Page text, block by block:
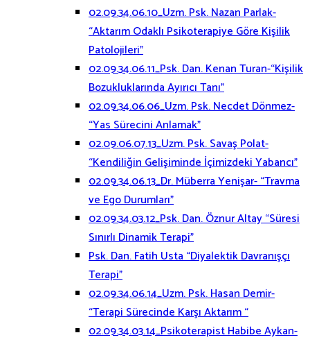
02.09.34.06.10_Uzm. Psk. Nazan Parlak-
“Aktarım Odaklı Psikoterapiye Göre Kişilik
Patolojileri”
02.09.34.06.11_Psk. Dan. Kenan Turan-“Kişilik
Bozukluklarında Ayırıcı Tanı”
02.09.34.06.06_Uzm. Psk. Necdet Dönmez-
“Yas Sürecini Anlamak”
02.09.06.07.13_Uzm. Psk. Savaş Polat-
“Kendiliğin Gelişiminde İçimizdeki Yabancı”
02.09.34.06.13_Dr. Müberra Yenişar- “Travma
ve Ego Durumları”
02.09.34.03.12_Psk. Dan. Öznur Altay “Süresi
Sınırlı Dinamik Terapi”
Psk. Dan. Fatih Usta “Diyalektik Davranışçı
Terapi”
02.09.34.06.14_Uzm. Psk. Hasan Demir-
“Terapi Sürecinde Karşı Aktarım “
02.09.34.03.14_Psikoterapist Habibe Aykan-